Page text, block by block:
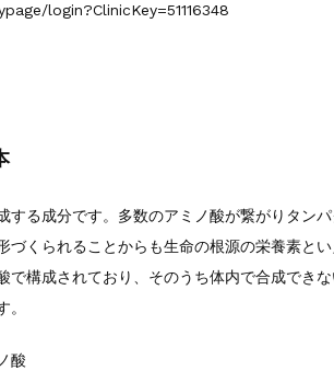
login?ClinicKey=51116348
する成分です。多数のアミノ酸が繋がりタンパ
づくられることからも生命の根源の栄養素とい
で構成されており、そのうち体内で合成でき
。
酸